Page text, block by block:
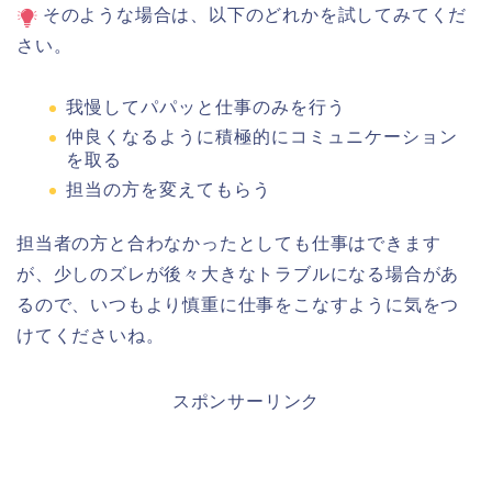
そのような場合は、以下のどれかを試してみてくだ
さい。
我慢してパパッと仕事のみを行う
仲良くなるように積極的にコミュニケーション
を取る
担当の方を変えてもらう
担当者の方と合わなかったとしても仕事はできます
が、少しのズレが後々大きなトラブルになる場合があ
るので、いつもより慎重に仕事をこなすように気をつ
けてくださいね。
スポンサーリンク